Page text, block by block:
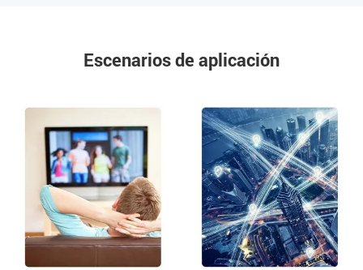
Escenarios de aplicación